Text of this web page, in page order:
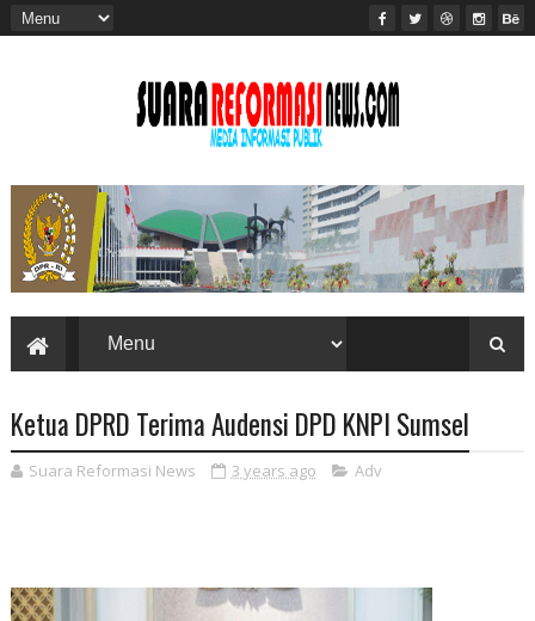
Ketua DPRD Terima Audensi DPD KNPI Sumsel
Suara Reformasi News 3 years ago Adv